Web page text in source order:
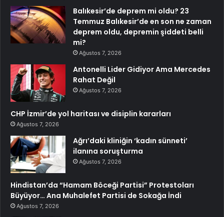
Balıkesir’de deprem mi oldu? 23
Temmuz Balıkesir’de en son ne zaman
deprem oldu, depremin şiddeti belli
mi?
Ağustos 7, 2026
Antonelli Lider Gidiyor Ama Mercedes
Rahat Değil
Ağustos 7, 2026
CHP İzmir’de yol haritası ve disiplin kararları
Ağustos 7, 2026
Ağrı’daki kliniğin ‘kadın sünneti’
ilanına soruşturma
Ağustos 7, 2026
Hindistan’da “Hamam Böceği Partisi” Protestoları
Büyüyor… Ana Muhalefet Partisi de Sokağa İndi
Ağustos 7, 2026